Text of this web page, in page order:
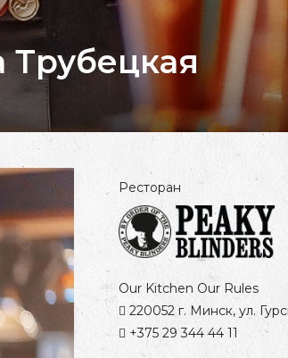
Трубецкая
Ресторан
Our Kitchen Our Rules
220052 г. Минск, ул.
+375 29 344 44 11